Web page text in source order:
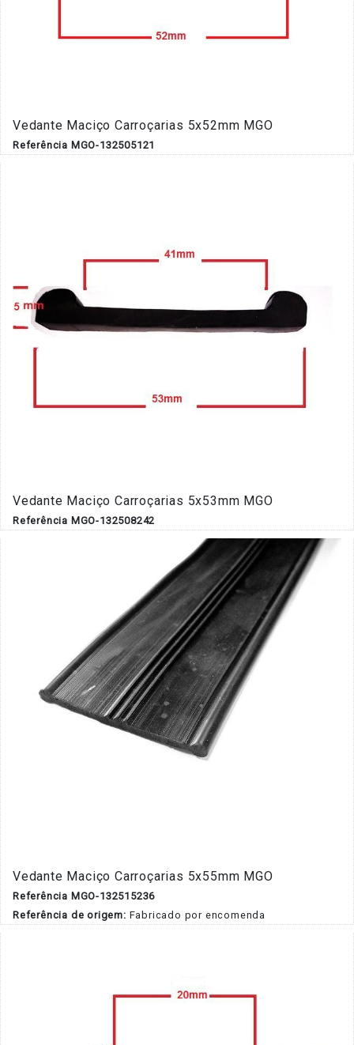
Vedante Maciço Carroçarias 5x52mm MGO
Referência MGO-132505121
Vedante Maciço Carroçarias 5x53mm MGO
Referência MGO-132508242
Vedante Maciço Carroçarias 5x55mm MGO
Referência MGO-132515236
Referência de origem: Fabricado por encomenda